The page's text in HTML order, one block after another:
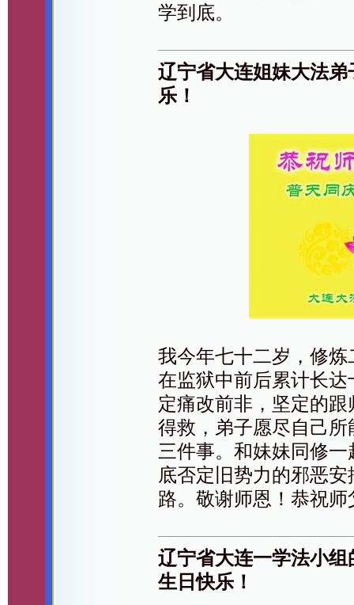
学到底。
辽宁省大连姐妹大法
乐！
我今年七十二岁，修
在监狱中前后累计长
定痛改前非，坚定的
得救，弟子愿尽自己
三件事。和妹妹同修
底否定旧势力的邪恶
路。敬谢师恩！恭祝
辽宁省大连一学法小
生日快乐！